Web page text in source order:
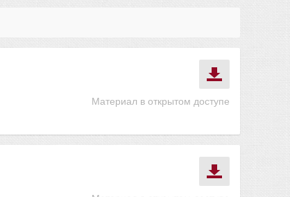
Материал в открытом доступе